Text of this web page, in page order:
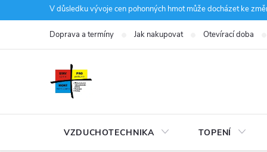
na
V důsledku vývoje cen pohonných hmot může docházet ke
Doprava a termíny Jak nakupovat Otevírací doba
VZDUCHOTECHNIKA TOPENÍ